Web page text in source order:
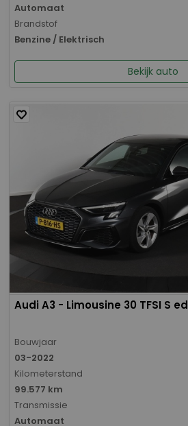
Automaat
Brandstof
Benzine / Elektrisch
Bekijk auto
Audi A3 - Limousine 30 TFSI S
Bouwjaar
03-2022
Kilometerstand
99.577 km
Transmissie
Automaat